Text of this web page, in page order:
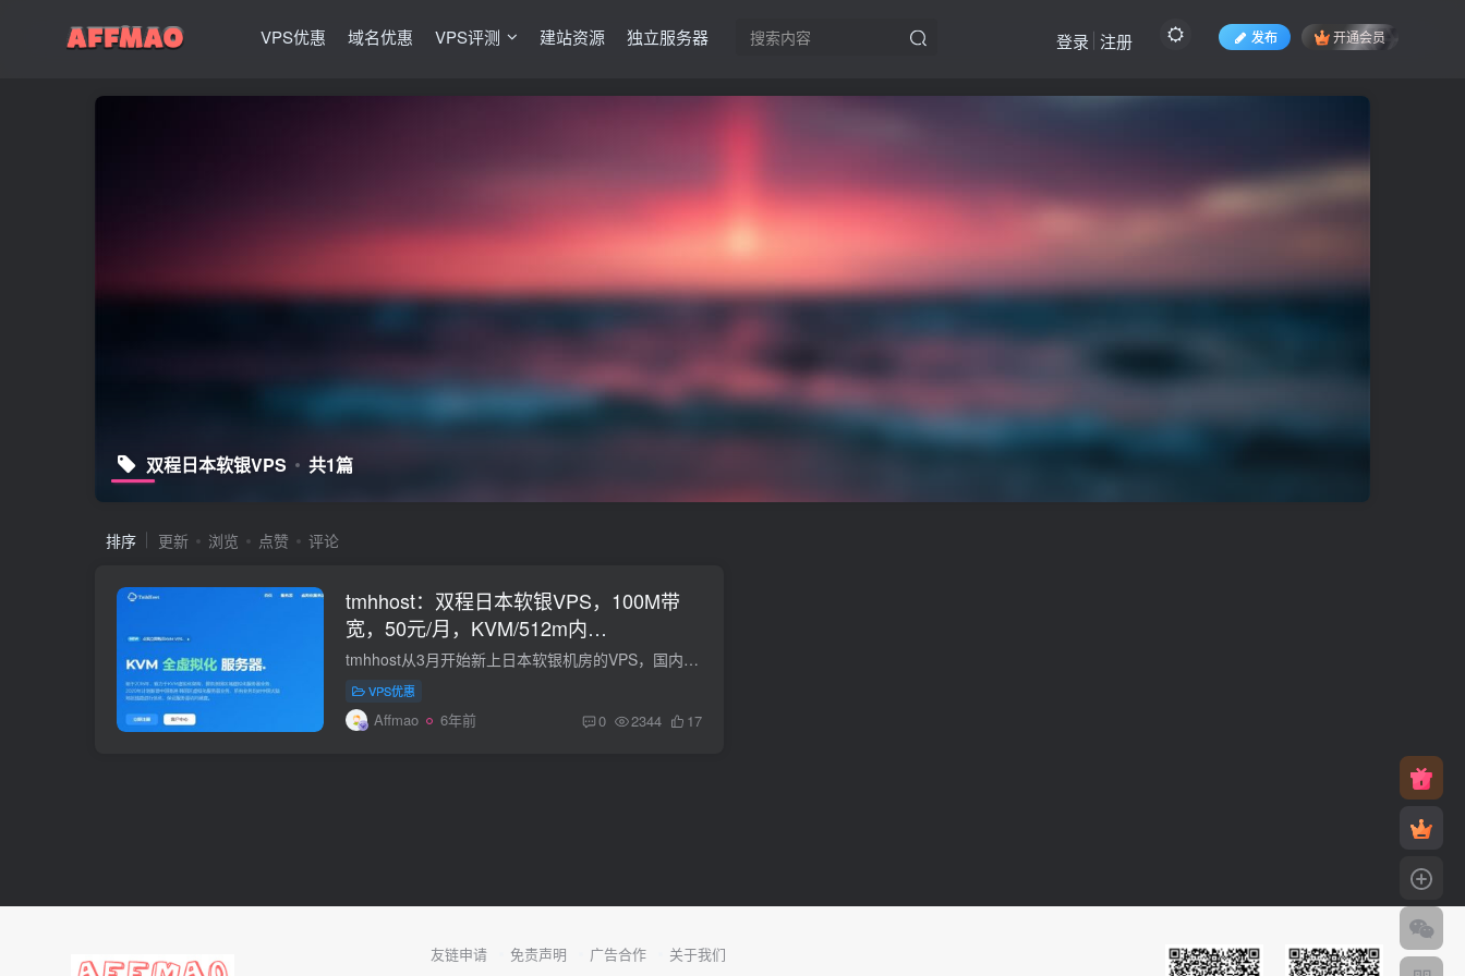
VPS优惠 域名优惠 VPS评测 建站资源 独立服务器 发布 开通会员
登录 注册
双程日本软银VPS 共1篇
排序 更新 浏览 点赞 评论
tmhhost：双程日本软银VPS，100M带
宽，50元/月，KVM/512m内
存/20gSSD/500g流量
tmhhost从3月开始新上日本软银机房的VPS，国内访问来回均为双程软银线路。此次日本软银服务器接入1Gbps带宽，每个VPS提供100Mbps带宽，保证不超开！目前有季付活动，不支持退款！需要说一下的是...
VPS优惠
Affmao 6年前 0 2344 17
友链申请 免责声明 广告合作 关于我们